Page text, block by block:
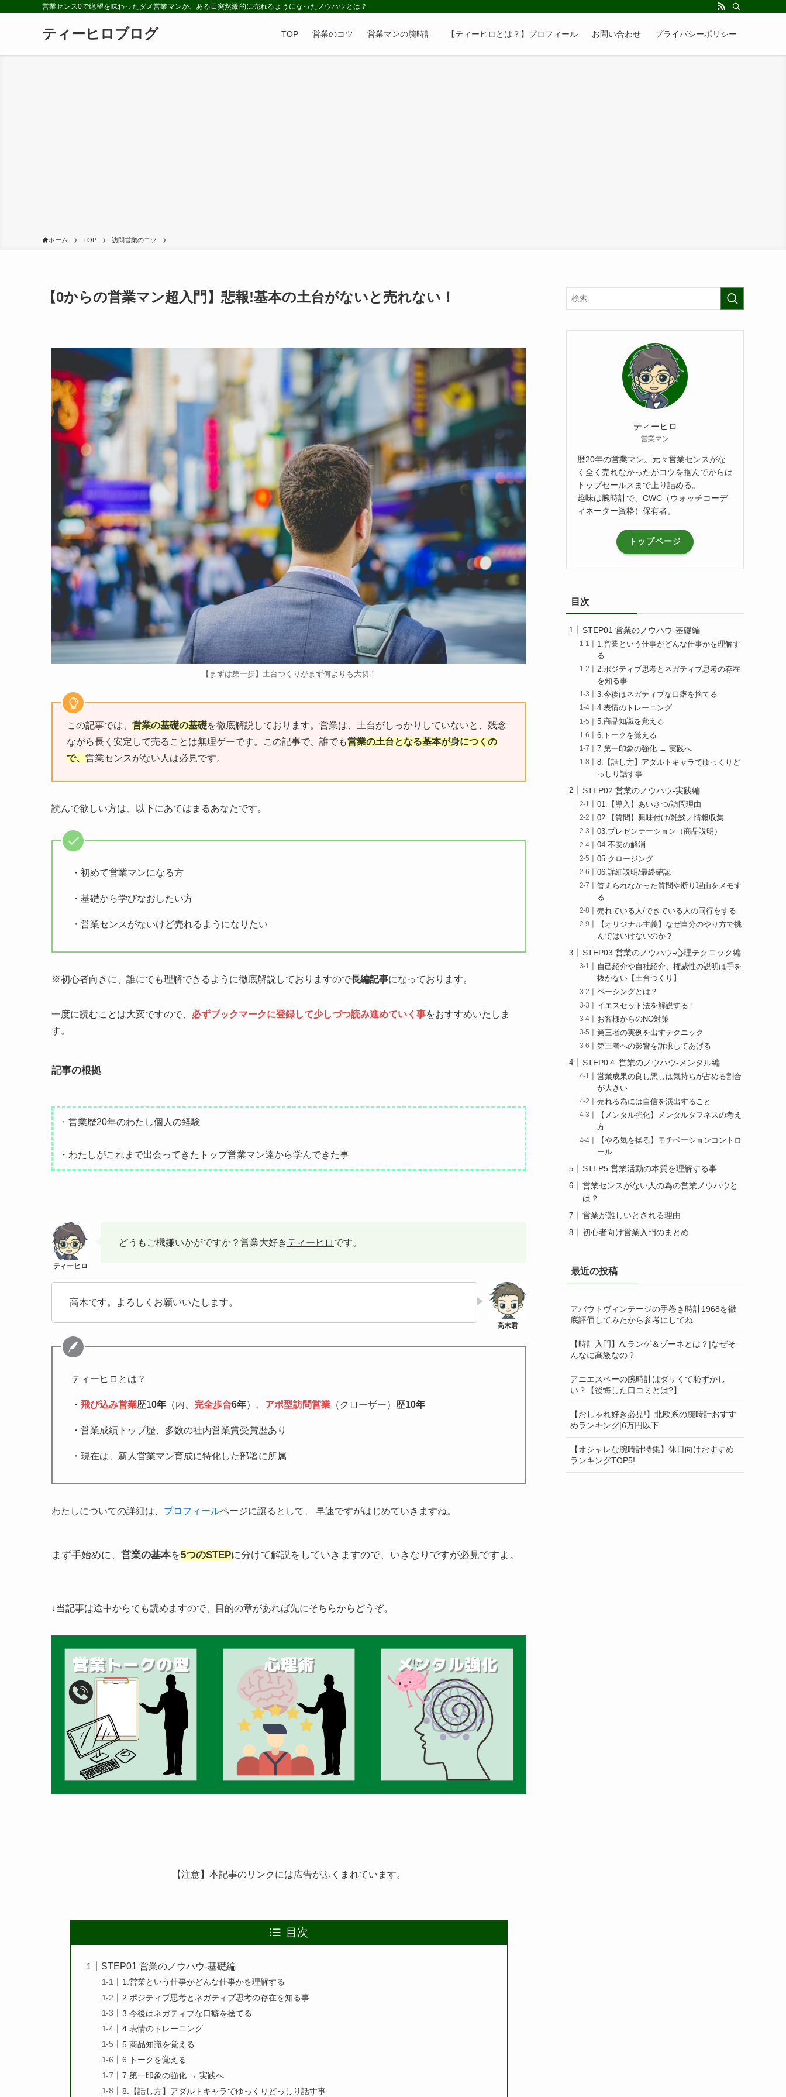
営業センス0で絶望を味わったダメ営業マンが、ある日突然激的に売れるようになったノウハウとは？
ティーヒロブログ TOP 営業のコツ 営業マンの腕時計 【ティーヒロとは？】プロフィール お問い合わせ プライバシーポリシー
ホーム TOP 訪問営業のコツ
【0からの営業マン超入門】悲報!基本の土台がないと売れない！
【まずは第一歩】土台つくりがまず何よりも大切！
この記事では、 営業の基礎の基礎を徹底解説しております。営業は、土台がしっかりしていないと、残念
ながら長く安定して売ることは無理ゲーです。この記事で、誰でも営業の土台となる基本が身につくの
で、 営業センスがない人は必見です。
読んで欲しい方は、以下にあてはまるあなたです。
・初めて営業マンになる方
・基礎から学びなおしたい方
・営業センスがないけど売れるようになりたい
※初心者向きに、誰にでも理解できるように徹底解説しておりますので長編記事になっております。
一度に読むことは大変ですので、 必ずブックマークに登録して少しづつ読み進めていく事をおすすめいたしま
す。
記事の根拠
・営業歴20年のわたし個人の経験
・わたしがこれまで出会ってきたトップ営業マン達から学んできた事
どうもご機嫌いかがですか？営業大好き ティーヒロ です。
高木です。よろしくお願いいたします。
ティーヒロとは？
・ 飛び込み営業歴10年 （内、 完全歩合6年）、 アポ型訪問営業 （クローザー）歴10年
・営業成績トップ歴、多数の社内営業賞受賞歴あり
・現在は、新人営業マン育成に特化した部署に所属
わたしについての詳細は、 プロフィールページに譲るとして、 早速ですがはじめていきますね。
まず手始めに、 営業の基本を5つのSTEPに分けて解説をしていきますので、いきなりですが必見ですよ。
↓当記事は途中からでも読めますので、目的の章があれば先にそちらからどうぞ。
【注意】本記事のリンクには広告がふくまれています。
目次
STEP01 営業のノウハウ-基礎編
1.営業という仕事がどんな仕事かを理解する
2.ポジティブ思考とネガティブ思考の存在を知る事
3.今後はネガティブな口癖を捨てる
4.表情のトレーニング
5.商品知識を覚える
6.トークを覚える
7.第一印象の強化 → 実践へ
8.【話し方】アダルトキャラでゆっくりどっしり話す事
ティーヒロ
営業マン
歴20年の営業マン。元々営業センスがな
く全く売れなかったがコツを掴んでからは
トップセールスまで上り詰める。
趣味は腕時計で、CWC（ウォッチコーデ
ィネーター資格）保有者。
トップページ
目次
STEP01 営業のノウハウ-基礎編
1.営業という仕事がどんな仕事かを理解す
る
2.ポジティブ思考とネガティブ思考の存在
を知る事
3.今後はネガティブな口癖を捨てる
4.表情のトレーニング
5.商品知識を覚える
6.トークを覚える
7.第一印象の強化 → 実践へ
8.【話し方】アダルトキャラでゆっくりど
っしり話す事
STEP02 営業のノウハウ-実践編
01.【導入】あいさつ/訪問理由
02.【質問】興味付け/雑談／情報収集
03.プレゼンテーション（商品説明）
04.不安の解消
05.クロージング
06.詳細説明/最終確認
答えられなかった質問や断り理由をメモす
る
売れている人/できている人の同行をする
【オリジナル主義】なぜ自分のやり方で挑
んではいけないのか？
STEP03 営業のノウハウ-心理テクニック編
自己紹介や自社紹介、権威性の説明は手を
抜かない【土台つくり】
ペーシングとは？
イエスセット法を解説する！
お客様からのNO対策
第三者の実例を出すテクニック
第三者への影響を訴求してあげる
STEP0４ 営業のノウハウ-メンタル編
営業成果の良し悪しは気持ちが占める割合
が大きい
売れる為には自信を演出すること
【メンタル強化】メンタルタフネスの考え
方
【やる気を操る】モチベーションコントロ
ール
STEP5 営業活動の本質を理解する事
営業センスがない人の為の営業ノウハウと
は？
営業が難しいとされる理由
初心者向け営業入門のまとめ
最近の投稿
アバウトヴィンテージの手巻き時計1968を徹
底評価してみたから参考にしてね
【時計入門】A.ランゲ＆ゾーネとは？|なぜそ
んなに高級なの？
アニエスベーの腕時計はダサくて恥ずかし
い？【後悔した口コミとは?】
【おしゃれ好き必見!】北欧系の腕時計おすす
めランキング|6万円以下
【オシャレな腕時計特集】休日向けおすすめ
ランキングTOP5!